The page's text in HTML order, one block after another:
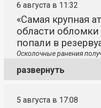
6 августа в 11:32
«Самая крупная
области
попали в
Осколочные ранения
развернуть
5 августа в 17:08